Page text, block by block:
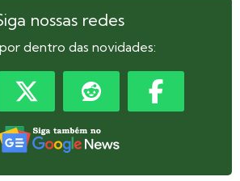
nossas redes
dentro das novidades: